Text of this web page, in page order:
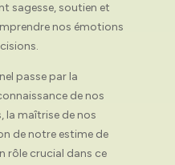
sagesse, soutien et
nos émotions
passe par la
de nos
la maîtrise de nos
de notre estime de
rôle crucial dans ce